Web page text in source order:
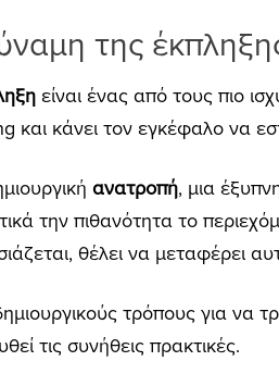
της
είναι ένας από τους πιο
και κάνει τον εγκέφαλο να
ανατροπή, μια
την πιθανότητα το
θέλει να μεταφέρει
τρόπους για να
τις συνήθεις πρακτικές.